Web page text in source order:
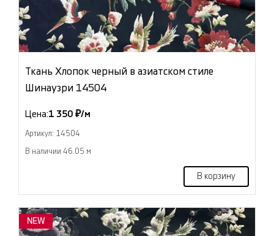
Ткань Хлопок черный в азиатском стиле
Шинаузри 14504
Цена:1 350 ₽/м
Артикул: 14504
В наличии 46.05 м
В корзину
NEW